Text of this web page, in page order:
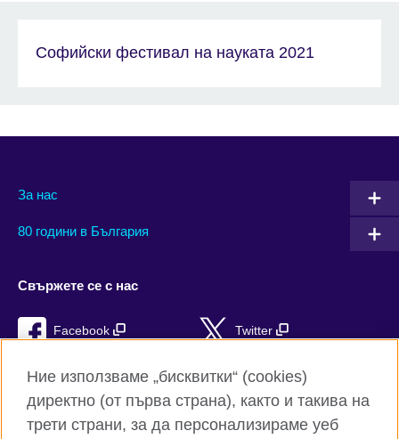
Софийски фестивал на науката 2021
За нас
80 години в България
Свържете се с нас
Facebook Twitter
YouTube
TikTok RSS
Ние използваме „бисквитки“ (cookies)
директно (от първа страна), както и такива на
трети страни, за да персонализираме уеб